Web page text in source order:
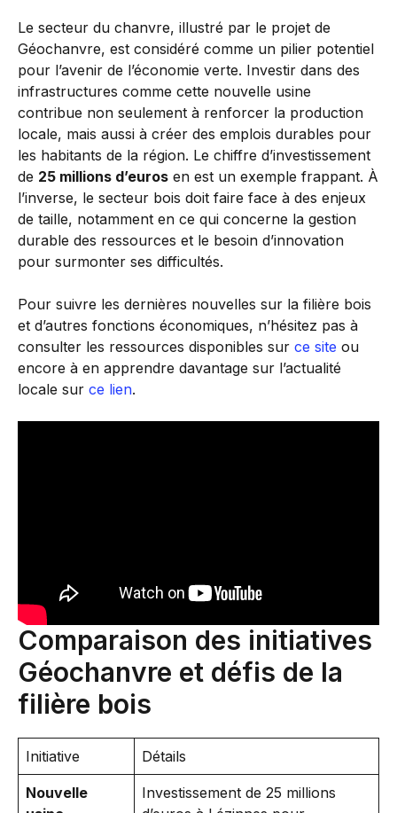
Le secteur du chanvre, illustré par le projet de
Géochanvre, est considéré comme un pilier potentiel
pour l’avenir de l’économie verte. Investir dans des
infrastructures comme cette nouvelle usine
contribue non seulement à renforcer la production
locale, mais aussi à créer des emplois durables pour
les habitants de la région. Le chiffre d’investissement
de 25 millions d’euros en est un exemple frappant. À
l’inverse, le secteur bois doit faire face à des enjeux
de taille, notamment en ce qui concerne la gestion
durable des ressources et le besoin d’innovation
pour surmonter ses difficultés.
Pour suivre les dernières nouvelles sur la filière bois
et d’autres fonctions économiques, n’hésitez pas à
consulter les ressources disponibles sur ce site ou
encore à en apprendre davantage sur l’actualité
locale sur ce lien.
Comparaison des initiatives
Géochanvre et défis de la
filière bois
Initiative Détails
Nouvelle
Investissement de 25 millions